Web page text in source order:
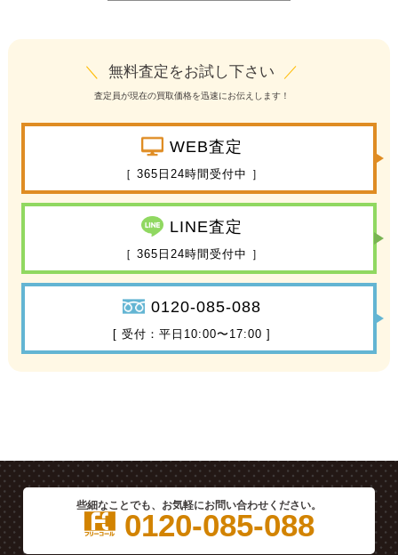
＼ 無料査定をお試し下さい ／
査定員が現在の買取価格を迅速にお伝えします！
WEB査定
［ 365日24時間受付中 ］
LINE査定
［ 365日24時間受付中 ］
0120-085-088
[ 受付：平日10:00〜17:00 ]
些細なことでも、お気軽にお問い合わせください。
0120-085-088